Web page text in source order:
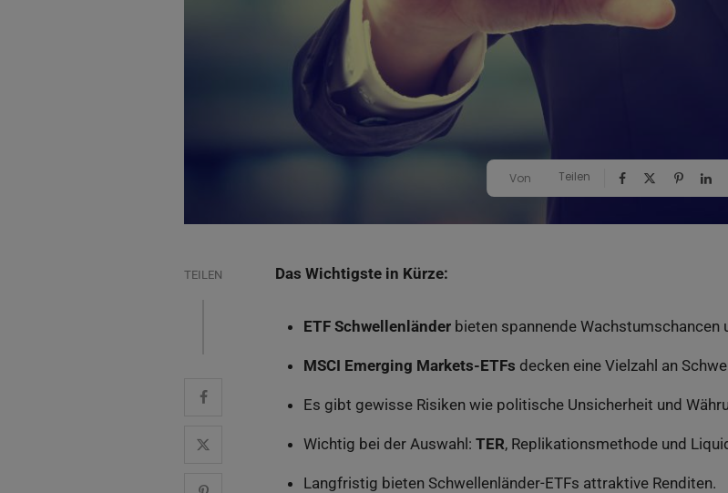
Von Teilen
TEILEN Das Wichtigste in Kürze:
ETF Schwellenländerbieten spannende Wachstumschancen
MSCI Emerging Markets-ETFs decken eine Vielzahl an
Es gibt gewisse Risiken wie politische Unsicherheit und
Wichtig bei der Auswahl: TER, Replikationsmethode und
Langfristig bieten Schwellenländer-ETFs attraktive Renditen.